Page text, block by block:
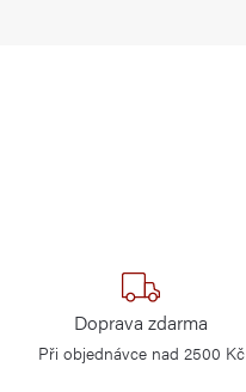
Doprava zdarma
Při objednávce nad 2500 Kč